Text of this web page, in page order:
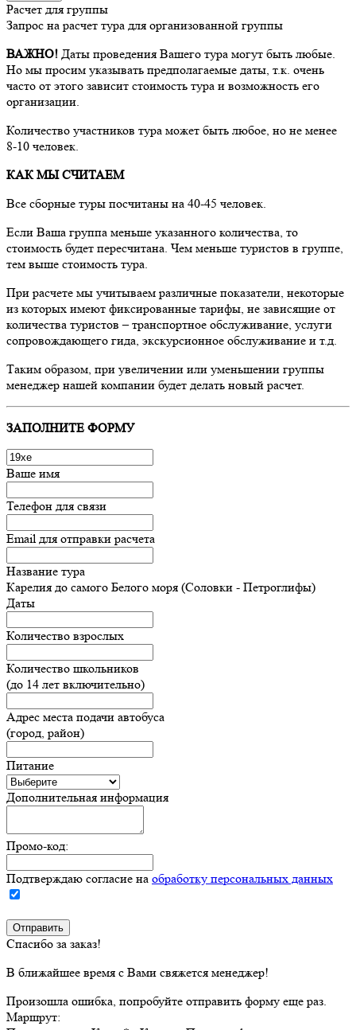
Расчет для группы
Запрос на расчет тура для организованной группы
ВАЖНО! Даты проведения Вашего тура могут быть любые.
Но мы просим указывать предполагаемые даты, т.к. очень
часто от этого зависит стоимость тура и возможность его
организации.
Количество участников тура может быть любое, но не менее
8-10 человек.
КАК МЫ СЧИТАЕМ
Все сборные туры посчитаны на 40-45 человек.
Если Ваша группа меньше указанного количества, то
стоимость будет пересчитана. Чем меньше туристов в группе,
тем выше стоимость тура.
При расчете мы учитываем различные показатели, некоторые
из которых имеют фиксированные тарифы, не зависящие от
количества туристов – транспортное обслуживание, услуги
сопровождающего гида, экскурсионное обслуживание и т.д.
Таким образом, при увеличении или уменьшении группы
менеджер нашей компании будет делать новый расчет.
ЗАПОЛНИТЕ ФОРМУ
Ваше имя
Телефон для связи
Email для отправки расчета
Название тура
Карелия до самого Белого моря (Соловки - Петроглифы)
Даты
Количество взрослых
Количество школьников
(до 14 лет включительно)
Адрес места подачи автобуса
(город, район)
Питание
Дополнительная информация
Промо-код:
Подтверждаю согласие на обработку персональных данных
Спасибо за заказ!
В ближайшее время с Вами свяжется менеджер!
Произошла ошибка, попробуйте отправить форму еще раз.
Маршрут: